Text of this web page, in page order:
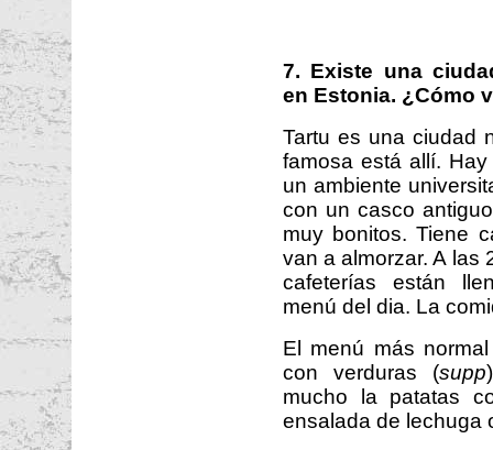
7. Existe una
en Estonia. ¿Cómo
Tartu es una ciudad
famosa está allí.
un ambiente
con un casco
muy bonitos. Tiene
van a almorzar. A las
cafeterías están
menú del dia. La
El menú más
con verduras (supp
mucho la patatas
ensalada de lechuga